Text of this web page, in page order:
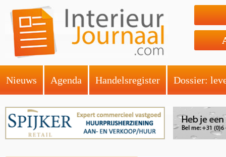
Nieuws Agenda Handelsregister Dossier: